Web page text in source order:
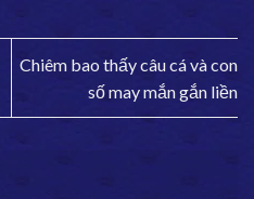
Chiêm bao thấy câu cá và con
số may mắn gắn liền